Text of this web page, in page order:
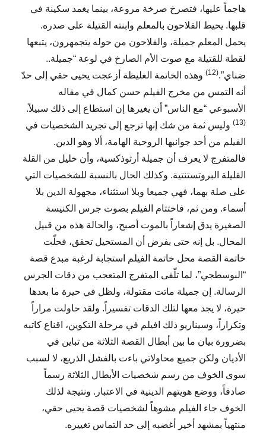
هاجماً عليها، فتصرخ صرخة مروعة، بينما يغمد سكينة في
قلبها. يحيط الفلاحون بالمعلم وابنته القتيلة على صدره.
يحمل المعلم جميلة، والفلاحون من حوله يتجمهرون، يتبعها
لقطة للقتيلة مع صوت الأم الصارخ في لوعة “جميلة..
ضناي”.(12)
وهذه الخاتمة الغليظة أزعجت يحيى حقي إلى حدّ
أنه التمس من مخرج الفيلم حسن كمال في مقاله
الأسبوعي “مع الناس” أن يغيرها إن استطاع إلى ذلك سبيلاً.
(13)
وليس ثمة من شك إنها ترجع إلى تجريد الشخصيات في
الفيلم من أحد جوانبها الروحية الهامة، ألا وهو الدين.
فالمتفرج لا يعرف أن جميلة أرثوذكسية، وأن خليل من القلة
القليلة البروتستنتية. وكذلك الحال بالنسبة للشخصيات التي
على صلة بهما، فهي جميعا وبلا استثناء، مجهولة الدين بلا
أسماء. ومن ثم، فاختتام الفيلم بصوت جرس الكنيسة
الصغيرة يدق إشعاراً بالموت أصبح، والحالة هذه من قبيل
المحال. بل إنه حتى بفرض أن المستحيل تحقق، فحلّت
خاتمة القصة محل خاتمة الفيلم استجابة لرغبة مبدع قصة
“البوسطجي”، لما تلّقى المتفرج المتعجب من دقات الجرس
الرسالة. إن جميلة ماتت مقتولة، ولظل في حيرة ما بعدها
حيرة، لا يجد معها لتلك الدقات تفسيراً. ولقد حاولت مراراً
وتكراراً، وسيناريو ذلك افيلم في مرحلة التكوين، اقناع كاتبه
بضرورة بيان ما بين أبطال القصة الثلاثة من تباين في
الأديان ولكن جميع محاولاتي باءت بالفشل الذريع، لا لسبب
سوى الخوف من رسم شخصيات الأبطال الثلاثة رسماً
صادقاً، ووضع هويتهم الدينية في الاعتبار. ونتيجة لذلك
الخوف جاء الفيلم مشوهاً لشخصيات قصة يحيى حقي،
منتهياً بمشهد أخير أغضبه إلى حد التماس تغييره.